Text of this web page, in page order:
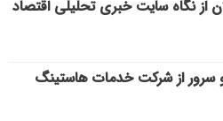
از نگاه سایت خبری تحلیلی اقتصاد
از شرکت خدمات هاستینگ